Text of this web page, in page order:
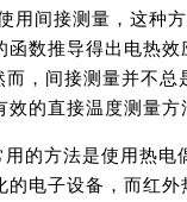
用间接测量，这种
函数推导得出电热
而，间接测量并不
效的直接温度测量方
的方法是使用热
的电子设备，而红